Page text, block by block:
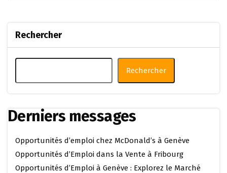
Rechercher
Rechercher
Derniers messages
Opportunités d’emploi chez McDonald’s à Genève
Opportunités d’Emploi dans la Vente à Fribourg
Opportunités d’Emploi à Genève : Explorez le Marché